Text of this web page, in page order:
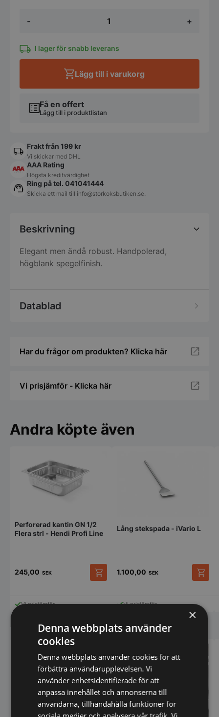
-
tesked
Profi
+
I lager för snabb leverans
Få en offert
Lägg till i produktlistan
Lägg till i varukorg
Frakt från 199 kr
Vi skickar med DHL
AAA Rating
Högsta kreditvärdighet
Ring på tel. 041041444
Skicka ett mail till info@storkoksbutiken.se.
Beskrivning
Elegant men ändå robust. Handpolerad,
högblank spegelfinish.
Datablad
Har du frågor om produkten? Klicka här
Vi prisjämför - Klicka här
Andra köpte även
Perforerad kantin GN 1/2
Flera strl - Hendi Profi Line
245,00 SEK
produkten
varianter.
De
alternativen
kan
väljas
på
produktsidan
Vi prisjämför
Lång stekspada - iVario L
1.100,00 SEK
Vi prisjämför
Liknande produkter ×
Denna webbplats använder
cookies
Denna webbplats använder cookies för att
förbättra användarupplevelsen. Vi
använder enhetsidentifierade för att
anpassa innehållet och annonserna till
användarna, tillhandahålla funktioner för